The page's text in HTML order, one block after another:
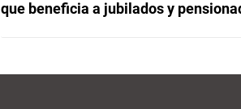
que beneficia a jubilados y